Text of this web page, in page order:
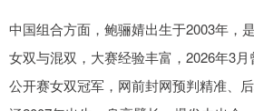
中国组合方面，鲍骊婧出生于2003年，
女双与混双，大赛经验丰富，2026年3
公开赛女双冠军，网前封网预判精准、